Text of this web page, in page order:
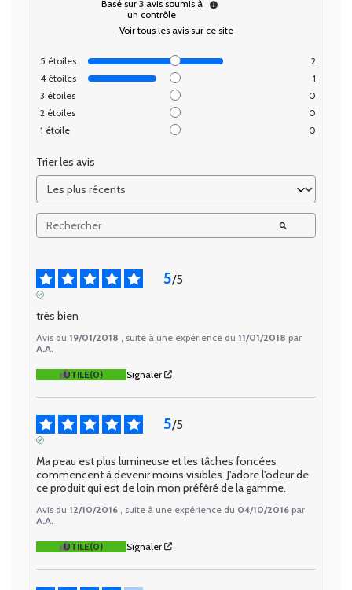
Basé sur 3 avis soumis à
un contrôle
Voir tous les avis sur ce site
5 étoiles
2
4 étoiles
1
3 étoiles
0
2 étoiles
0
1 étoile 0
Trier les avis
5/5
très bien
Avis du 19/01/2018 , suite à une expérience du 11/01/2018 par
A.A.
UTILE(0) Signaler
5/5
Ma peau est plus lumineuse et les tâches foncées
commencent à devenir moins visibles. J'adore l'odeur de
ce produit qui est de loin mon préféré de la gamme.
Avis du 12/10/2016 , suite à une expérience du 04/10/2016 par
A.A.
UTILE(0) Signaler